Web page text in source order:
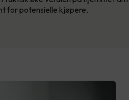
for potensielle kjøpere.